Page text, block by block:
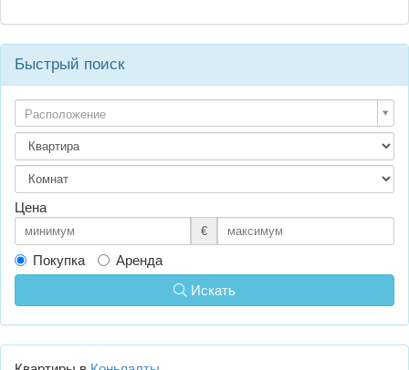
Быстрый поиск
Расположение
Цена
€
Покупка
Аренда
Искать